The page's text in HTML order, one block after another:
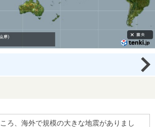
ろ、海外で規模の大きな地震がありまし